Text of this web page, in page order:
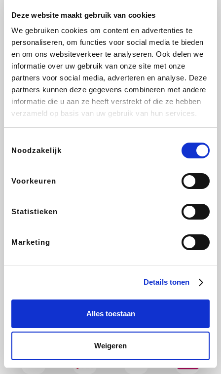
Deze website maakt gebruik van cookies
We gebruiken cookies om content en advertenties te
personaliseren, om functies voor social media te bieden
en om ons websiteverkeer te analyseren. Ook delen we
informatie over uw gebruik van onze site met onze
partners voor social media, adverteren en analyse. Deze
partners kunnen deze gegevens combineren met andere
informatie die u aan ze heeft verstrekt of die ze hebben
verzameld op basis van uw gebruik van hun services.
Noodzakelijk
Voorkeuren
Statistieken
Marketing
Details tonen
Alles toestaan
Weigeren
Weekendesk Schiesser Interhome Maxi Zoo
CheapTickets.be
Tempur About You
My Jewellery Delonghi Tennis Point Selected